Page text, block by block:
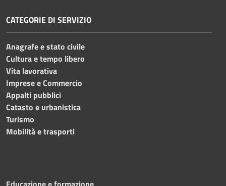
CATEGORIE DI SERVIZIO
Anagrafe e stato civile
Cultura e tempo libero
Vita lavorativa
Imprese e Commercio
Appalti pubblici
Catasto e urbanistica
Turismo
Mobilità e trasporti